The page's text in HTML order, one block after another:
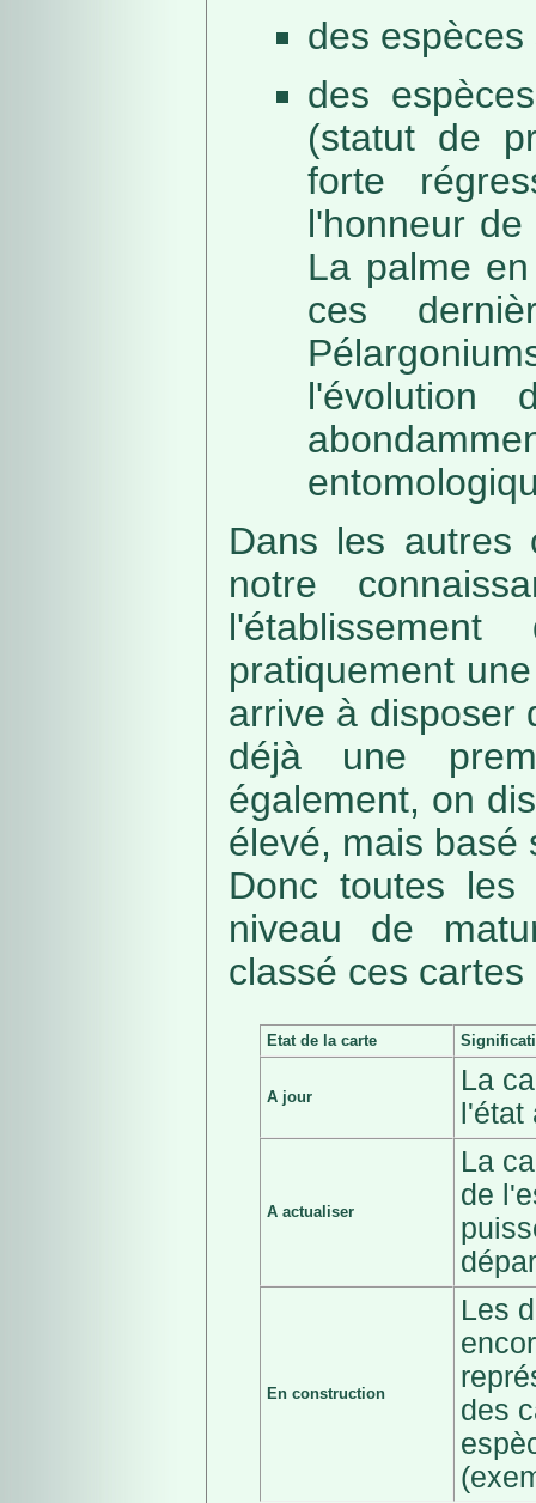
des
des
(statut de
forte
l'honneur
La palme
ces
l'évolution
Dans les autres
notre
pratiquement
arrive à disposer
déjà une
également, on
élevé, mais basé
Donc toutes
niveau de
classé ces
Etat de la carte
A jour
La
A actualiser
La
de
En construction
Les
des